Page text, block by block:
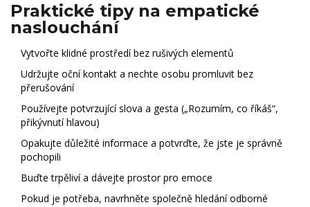
Praktické tipy na empatické
naslouchání
Vytvořte klidné prostředí bez rušivých elementů
Udržujte oční kontakt a nechte osobu promluvit bez
přerušování
Používejte potvrzující slova a gesta („Rozumím, co říkáš“,
přikývnutí hlavou)
Opakujte důležité informace a potvrďte, že jste je správně
pochopili
Buďte trpěliví a dávejte prostor pro emoce
Pokud je potřeba, navrhněte společně hledání odborné